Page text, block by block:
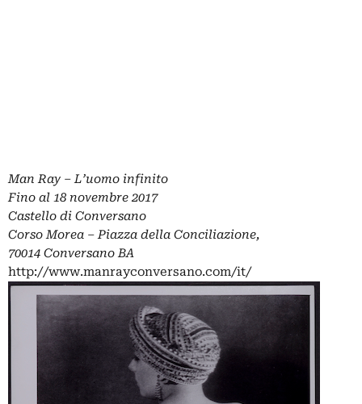
Man Ray – L’uomo infinito
Fino al 18 novembre 2017
Castello di Conversano
Corso Morea – Piazza della Conciliazione,
70014 Conversano BA
http://www.manrayconversano.com/it/